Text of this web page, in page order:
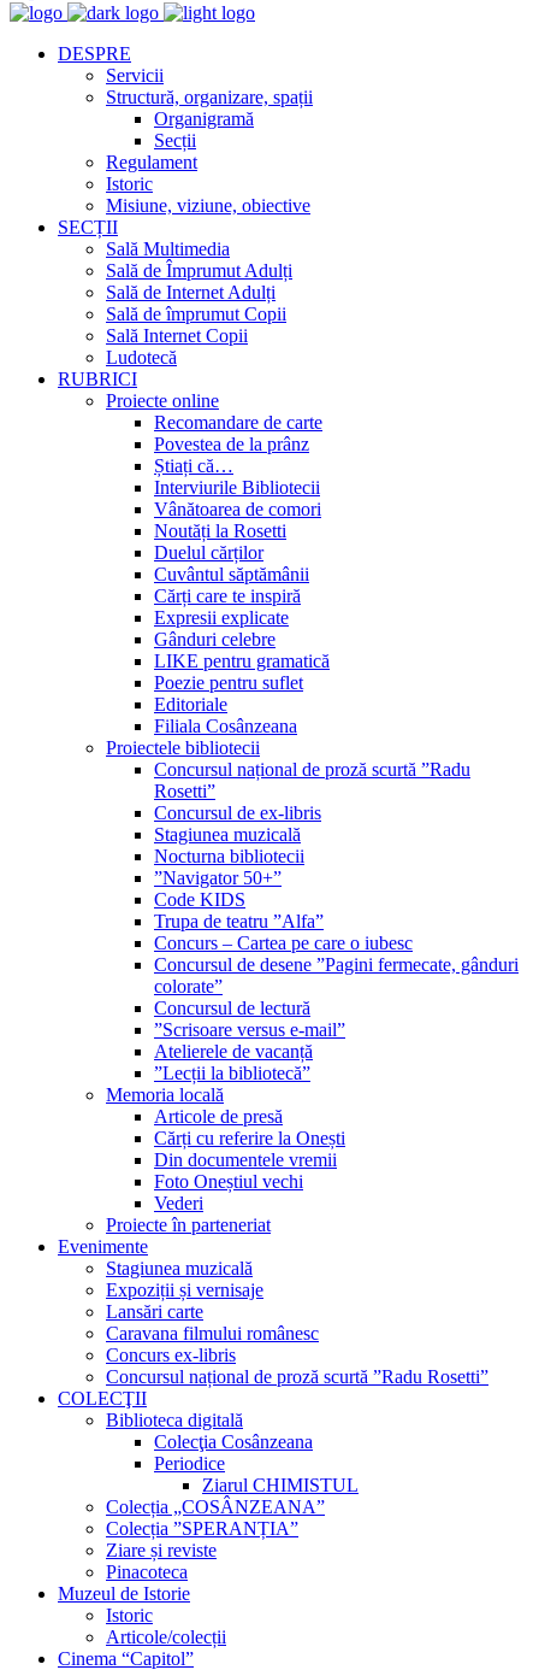
DESPRE
Servicii
Structură, organizare, spații
Organigramă
Secții
Regulament
Istoric
Misiune, viziune, obiective
SECȚII
Sală Multimedia
Sală de Împrumut Adulți
Sală de Internet Adulți
Sală de împrumut Copii
Sală Internet Copii
Ludotecă
RUBRICI
Proiecte online
Recomandare de carte
Povestea de la prânz
Știați că…
Interviurile Bibliotecii
Vânătoarea de comori
Noutăți la Rosetti
Duelul cărților
Cuvântul săptămânii
Cărți care te inspiră
Expresii explicate
Gânduri celebre
LIKE pentru gramatică
Poezie pentru suflet
Editoriale
Filiala Cosânzeana
Proiectele bibliotecii
Concursul național de proză scurtă ”Radu
Rosetti”
Concursul de ex-libris
Stagiunea muzicală
Nocturna bibliotecii
”Navigator 50+”
Code KIDS
Trupa de teatru ”Alfa”
Concurs – Cartea pe care o iubesc
Concursul de desene ”Pagini fermecate, gânduri
colorate”
Concursul de lectură
”Scrisoare versus e-mail”
Atelierele de vacanță
”Lecții la bibliotecă”
Memoria locală
Articole de presă
Cărți cu referire la Onești
Din documentele vremii
Foto Oneștiul vechi
Vederi
Proiecte în parteneriat
Evenimente
Stagiunea muzicală
Expoziții și vernisaje
Lansări carte
Caravana filmului românesc
Concurs ex-libris
Concursul național de proză scurtă ”Radu Rosetti”
COLECŢII
Biblioteca digitală
Colecţia Cosânzeana
Periodice
Ziarul CHIMISTUL
Colecția „COSÂNZEANA”
Colecția ”SPERANȚIA”
Ziare și reviste
Pinacoteca
Muzeul de Istorie
Istoric
Articole/colecții
Cinema “Capitol”